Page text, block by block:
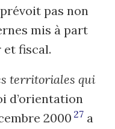
pas non
mis à part
et fiscal.
territoriales qui
d’orientation
2000 27 a